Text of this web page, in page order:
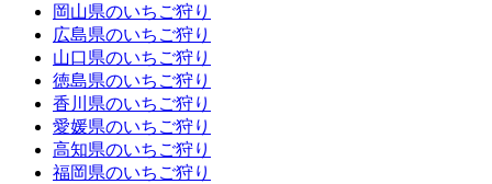
岡山県のいちご狩り
広島県のいちご狩り
山口県のいちご狩り
徳島県のいちご狩り
香川県のいちご狩り
愛媛県のいちご狩り
高知県のいちご狩り
福岡県のいちご狩り